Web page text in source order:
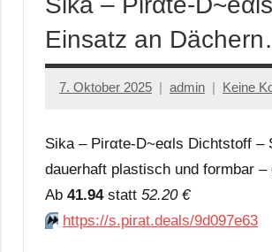
Einsatz an
7. Oktober 2025 admin Keine
Sika – Pirαtе-D~еαls Dichtstoff –
dauerhaft plastisch und formbar
Аb 41.94statt 52.20 €
⏩️ https://s.pirat.deals/9d097e63